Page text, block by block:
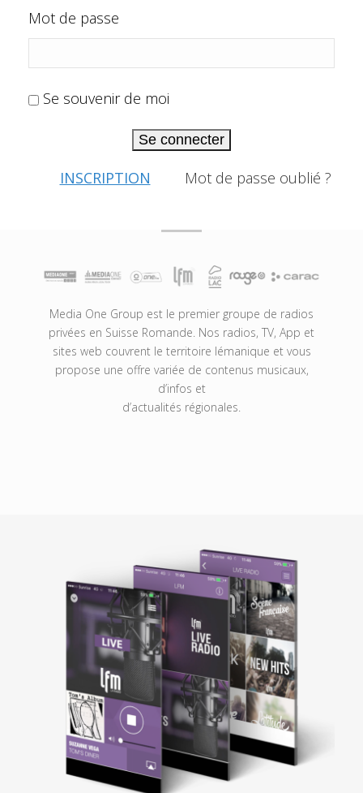
Mot de passe
Se souvenir de moi
Se connecter
INSCRIPTION Mot de passe oublié ?
Media One Group est le premier groupe de radios
privées en Suisse Romande. Nos radios, TV, App et
sites web couvrent le territoire lémanique et vous
propose une offre variée de contenus musicaux,
d’infos et
d’actualités régionales.